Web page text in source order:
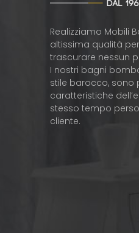
Realizziamo Mobili
altissima qualità
trascurare nessun
I nostri bagni
stile barocco, sono
caratteristiche
stesso tempo
cliente.